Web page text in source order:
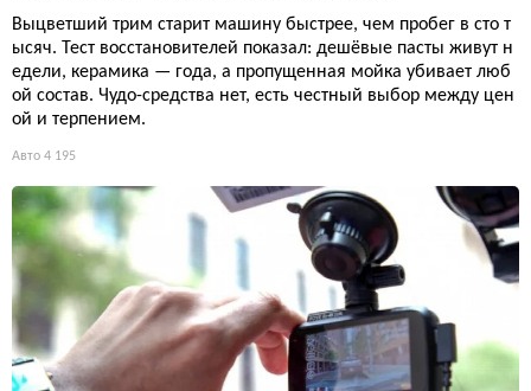
Выцветший трим старит машину быстрее, чем пробег в сто т
ысяч. Тест восстановителей показал: дешёвые пасты живут н
едели, керамика — года, а пропущенная мойка убивает люб
ой состав. Чудо-средства нет, есть честный выбор между цен
ой и терпением.
Авто 4 195